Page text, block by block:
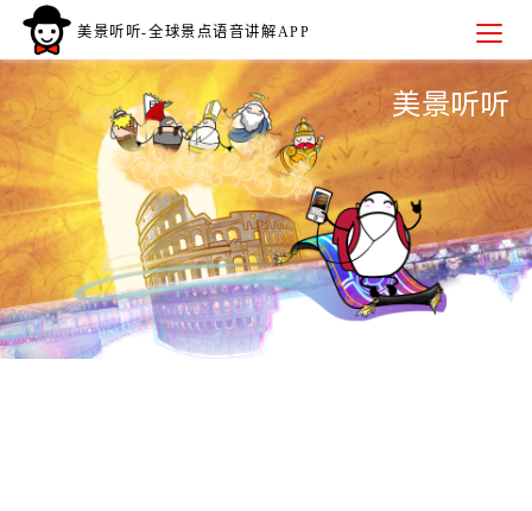
Toggle
navigation
美景听听-全球景点语音讲解APP
美景听听